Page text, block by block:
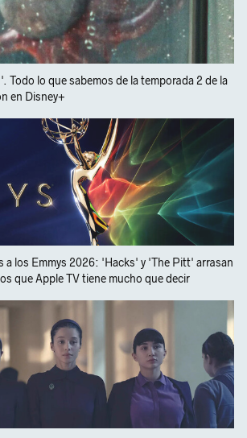
Todo lo que sabemos de la temporada 2 de la
en Disney+
a los Emmys 2026: 'Hacks' y 'The Pitt' arrasan
que Apple TV tiene mucho que decir